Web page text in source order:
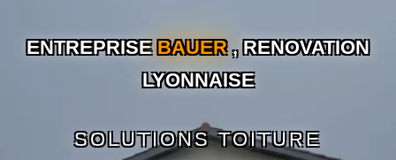
ENTREPRISEBAUER, RENOVATION
LYONNAISE
SOLUTIONS TOITURE